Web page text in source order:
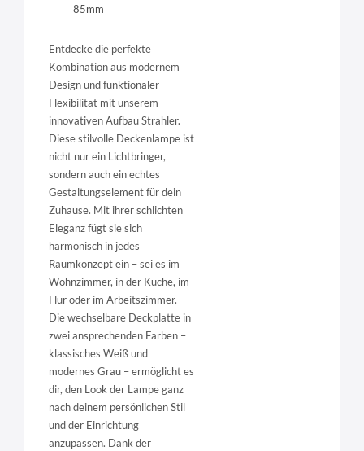
85mm
Entdecke die perfekte
Kombination aus modernem
Design und funktionaler
Flexibilität mit unserem
innovativen Aufbau Strahler.
Diese stilvolle Deckenlampe ist
nicht nur ein Lichtbringer,
sondern auch ein echtes
Gestaltungselement für dein
Zuhause. Mit ihrer schlichten
Eleganz fügt sie sich
harmonisch in jedes
Raumkonzept ein – sei es im
Wohnzimmer, in der Küche, im
Flur oder im Arbeitszimmer.
Die wechselbare Deckplatte in
zwei ansprechenden Farben –
klassisches Weiß und
modernes Grau – ermöglicht es
dir, den Look der Lampe ganz
nach deinem persönlichen Stil
und der Einrichtung
anzupassen. Dank der